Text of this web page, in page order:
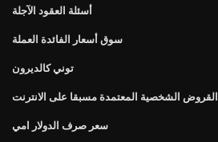
أسئلة العقود الآجلة
سوق أسعار الفائدة العملة
توني كالديرون
القروض الشخصية المعتمدة مسبقا على الانترنت
سعر صرف الدولار امي